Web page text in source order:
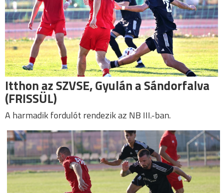
Itthon az SZVSE, Gyulán a Sándorfalva
(FRISSÜL)
A harmadik fordulót rendezik az NB III.-ban.